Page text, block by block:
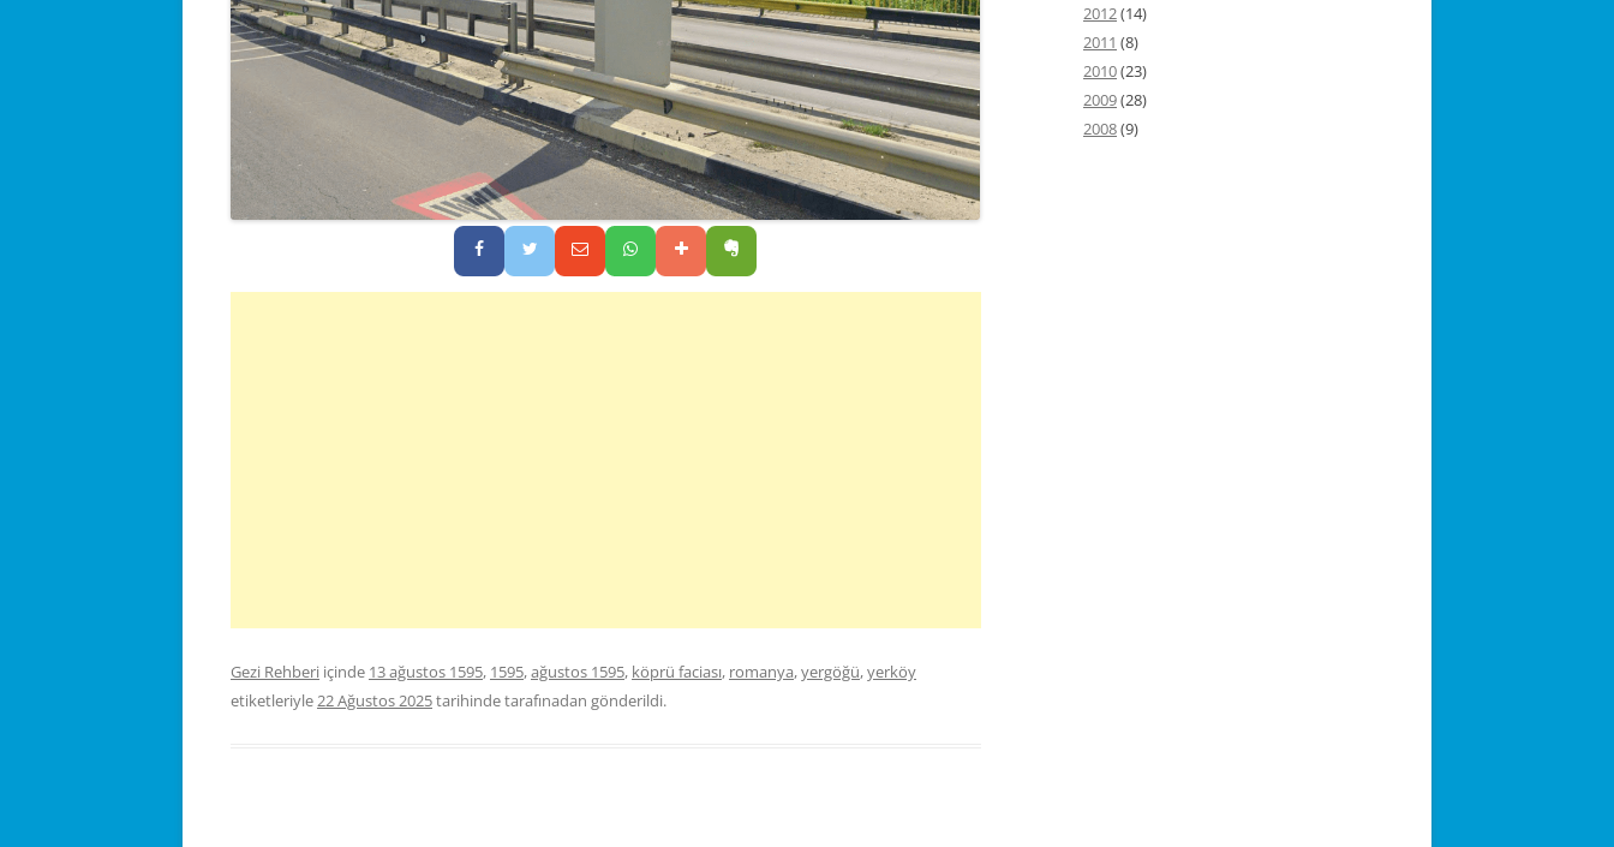
Gezi Rehberi içinde 13 ağustos 1595, 1595,ağustos 1595, köprü faciası, romanya,yergöğü,yerköy
etiketleriyle22 Ağustos 2025tarihindetarafınadan gönderildi.
2012(14)
2011 (8)
2010(23)
2009(28)
2008(9)